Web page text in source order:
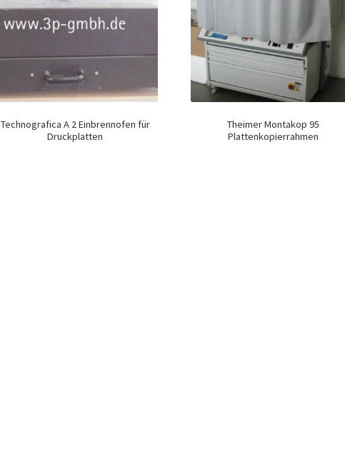
Technografica A 2 Einbrennofen für
Druckplatten
Theimer Montakop 95
Plattenkopierrahmen